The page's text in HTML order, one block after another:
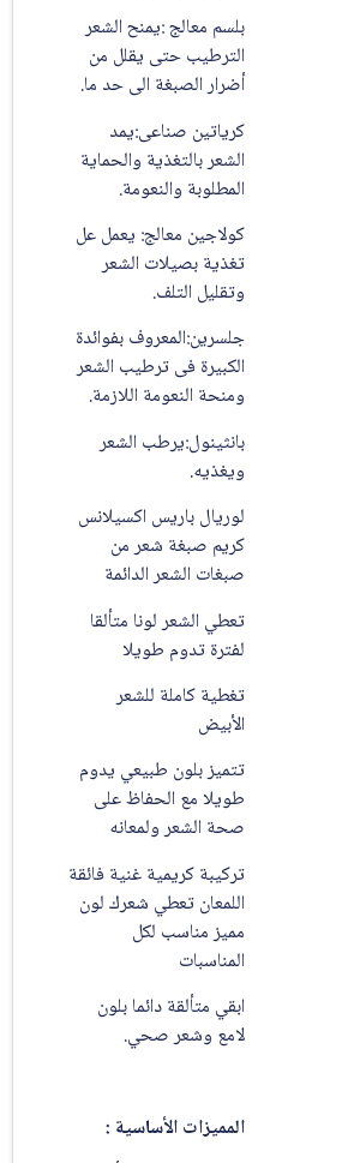
بلسم معالج :يمنح الشعر
الترطيب حتى يقلل من
أضرار الصبغة الى حد ما.
كرياتين صناعى:يمد
الشعر بالتغذية والحماية
المطلوبة والنعومة.
كولاجين معالج: يعمل عل
تغذية بصيلات الشعر
وتقليل التلف.
جلسرين:المعروف بفوائدة
الكبيرة فى ترطيب الشعر
ومنحة النعومة اللازمة.
بانثينول:يرطب الشعر
ويغذيه.
لوريال باريس اكسيلانس
كريم صبغة شعر من
صبغات الشعر الدائمة
تعطي الشعر لونا متألقا
لفترة تدوم طويلا
تغطية كاملة للشعر
الأبيض
تتميز بلون طبيعي يدوم
طويلا مع الحفاظ على
صحة الشعر ولمعانه
تركيبة كريمية غنية فائقة
اللمعان تعطي شعرك لون
مميز مناسب لكل
المناسبات
ابقي متألقة دائما بلون
لامع وشعر صحي.
المميزات الأساسية :